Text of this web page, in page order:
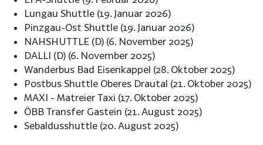
Lungau Shuttle (19. Januar 2026)
Pinzgau-Ost Shuttle (19. Januar 2026)
NAHSHUTTLE (D) (6. November 2025)
DALLI (D) (6. November 2025)
Wanderbus Bad Eisenkappel (28. Oktober 2025)
Postbus Shuttle Oberes Drautal (21. Oktober 2025)
MAXI - Matreier Taxi (17. Oktober 2025)
ÖBB Transfer Gastein (21. August 2025)
Sebaldusshuttle (20. August 2025)